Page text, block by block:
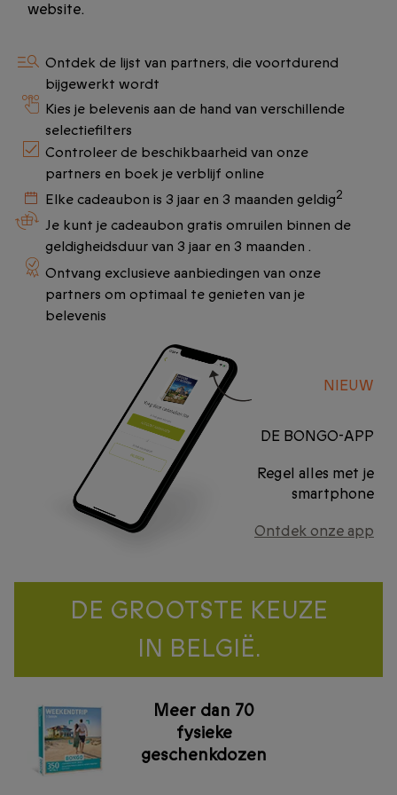
website.
Ontdek de lijst van partners, die voortdurend
bijgewerkt wordt
Kies je belevenis aan de hand van verschillende
selectiefilters
Controleer de beschikbaarheid van onze
partners en boek je verblijf online
Elke cadeaubon is 3 jaar en 3 maanden geldig2
Je kunt je cadeaubon gratis omruilen binnen de
geldigheidsduur van 3 jaar en 3 maanden .
Ontvang exclusieve aanbiedingen van onze
partners om optimaal te genieten van je
belevenis
NIEUW
DE BONGO-APP
Regel alles met je
smartphone
Ontdek onze app
DE GROOTSTE KEUZE
IN BELGIË.
Meer dan 70
fysieke
geschenkdozen